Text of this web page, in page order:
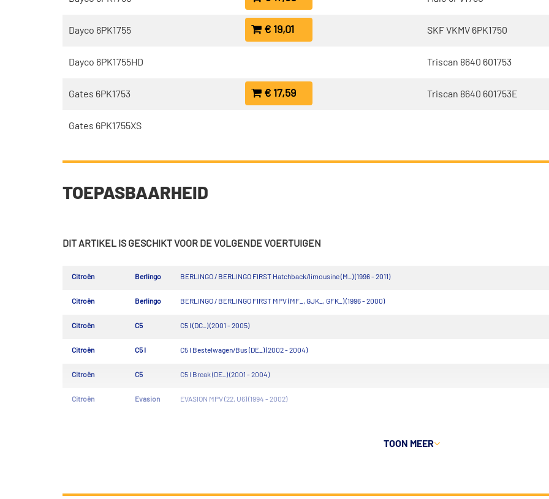
Dayco 6PK1755 € 19,01
Dayco 6PK1755HD
Gates 6PK1753 € 17,59
Gates 6PK1755XS
SKF VKMV 6PK1750
Triscan 8640 601753
Triscan 8640 601753E
TOEPASBAARHEID
DIT ARTIKEL IS GESCHIKT VOOR DE VOLGENDE VOERTUIGEN
Citroën Berlingo BERLINGO / BERLINGO FIRST Hatchback/limousine (M_) (1996 - 2011)
Citroën Berlingo BERLINGO / BERLINGO FIRST MPV (MF_, GJK_, GFK_) (1996 - 2000)
Citroën C5 C5 I (DC_) (2001 - 2005)
Citroën C5 I C5 I Bestelwagen/Bus (DE_) (2002 - 2004)
Citroën C5 C5 I Break (DE_) (2001 - 2004)
Citroën Evasion EVASION MPV (22, U6) (1994 - 2002)
TOON MEER